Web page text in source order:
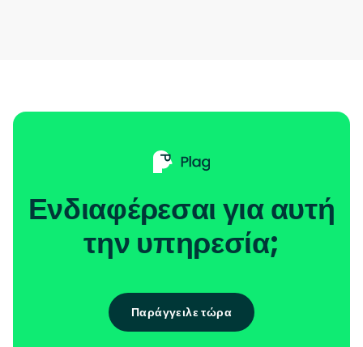
Ενδιαφέρεσαι για αυτή
την υπηρεσία;
Παράγγειλε τώρα